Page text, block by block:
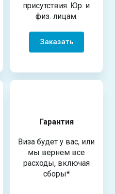
присутствия. Юр. и
физ. лицам.
Заказать
Гарантия
Виза будет у вас, или
мы вернем все
расходы, включая
сборы*